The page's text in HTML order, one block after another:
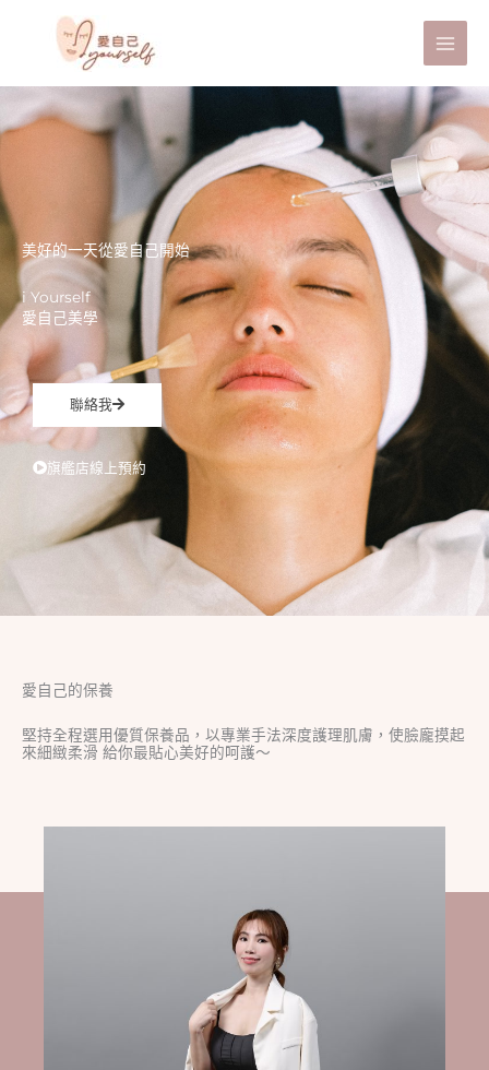
內
美好的一天從愛自己開始
i Yourself
愛自己美學
聯絡我
旗艦店線上預約
愛自己的保養
堅持全程選用優質保養品，以專業手法深度護理肌膚，使臉龐摸起
來細緻柔滑 給你最貼心美好的呵護～